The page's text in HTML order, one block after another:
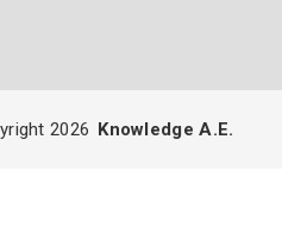
2026 Knowledge A.E.